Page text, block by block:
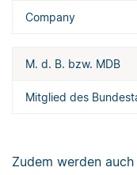
Company
M. d. B. bzw. MDB
Mitglied des
Zudem werden